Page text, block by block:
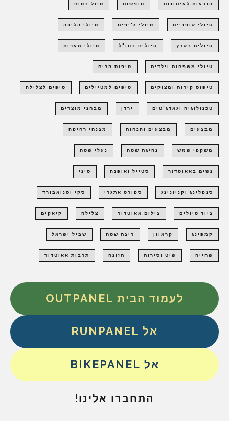
הודעות לעיתונות חופשות טיול בטוח
טיולי אופניים טיולי ג'יפים טיולי הליכה
טיולים בארץ טיולים בחו"ל טיולי מערות
טיולי משפחות וילדים טיפוס הרים
טיפוס קירות ומצוקים טיפים למטיילים טיפים לצלילה
טכנולוגיה וגאדג'טים ירדן מבחני מוצרים
מבצעים מבצעים והנחות מצנחי רחיפה
משקפי שמש נהיגת שטח נעלי שטח
נשים באאוטדור סטייל ואופנה סיני
סנפלינג וקניונינג ספורט אתגרי סקי וסנואבורד
ציוד טיולים צילום אאוטדור צלילה קיאקים
קמפינג קראוון ריצת שטח שביל ישראל
שחייה שיט וסירות תזונה תרבות אאוטדור
לעמוד הבית OUTPANEL
אל RUNPANEL
אל BIKEPANEL
התחברו אלינו!